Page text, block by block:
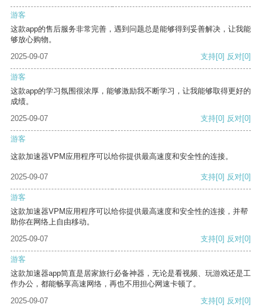
游客
这款app的售后服务非常完善，遇到问题总是能够得到妥善解决，让我能
够放心购物。
2025-09-07
支持[0] 反对[0]
游客
这款app的学习氛围很浓厚，能够激励我不断学习，让我能够取得更好的
成绩。
2025-09-07
支持[0] 反对[0]
游客
这款加速器VPM应用程序可以给你提供最高速度和安全性的连接。
2025-09-07 支持[0] 反对[0]
游客
这款加速器VPM应用程序可以给你提供最高速度和安全性的连接，并帮
助你在网络上自由移动。
2025-09-07
支持[0] 反对[0]
游客
这款加速器app简直是居家旅行必备神器，无论是看视频、玩游戏还是工
作办公，都能畅享高速网络，再也不用担心网速卡顿了。
2025-09-07
支持[0] 反对[0]